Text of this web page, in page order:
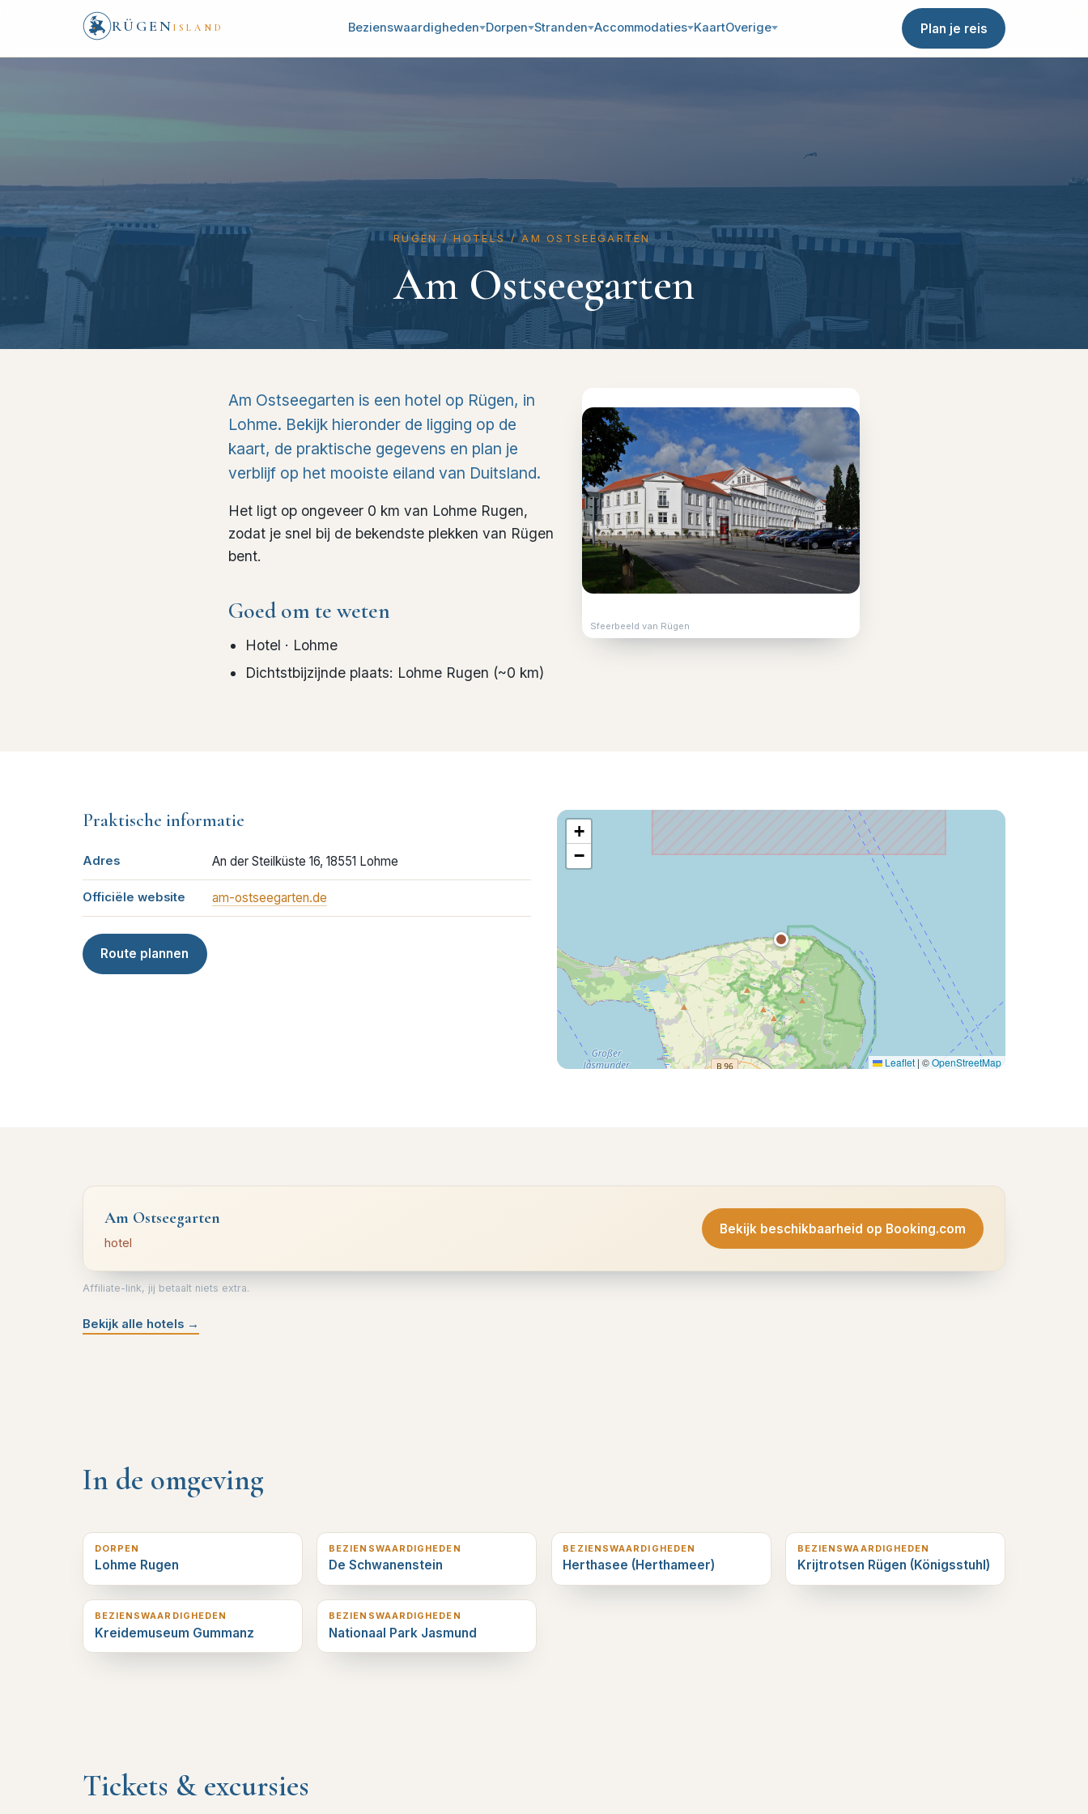
RÜGEN ISLAND Bezienswaardigheden Dorpen Stranden Accommodaties KaartOverige Plan je reis
RÜGEN/ HOTELS/ AM OSTSEEGARTEN
Am Ostseegarten
Sfeerbeeld van Rügen
Am Ostseegarten is een hotel op Rügen, in
Lohme. Bekijk hieronder de ligging op de
kaart, de praktische gegevens en plan je
verblijf op het mooiste eiland van Duitsland.
Het ligt op ongeveer 0 km van Lohme Rugen,
zodat je snel bij de bekendste plekken van Rügen
bent.
Goed om te weten
Hotel · Lohme
Dichtstbijzijnde plaats: Lohme Rugen (~0 km)
Praktische informatie
Adres An der Steilküste 16, 18551 Lohme
Officiële website am-ostseegarten.de
Route plannen
+
−
Leaflet | ©OpenStreetMap
Am Ostseegarten
hotel
Bekijk beschikbaarheid op Booking.com
Affiliate-link, jij betaalt niets extra.
Bekijk alle hotels →
In de omgeving
DORPEN
Lohme Rugen
BEZIENSWAARDIGHEDEN
De Schwanenstein
BEZIENSWAARDIGHEDEN
Herthasee (Herthameer)
BEZIENSWAARDIGHEDEN
Krijtrotsen Rügen (Königsstuhl)
4 km verderop
BEZIENSWAARDIGHEDEN
Kreidemuseum Gummanz
4 km verderop
BEZIENSWAARDIGHEDEN
Nationaal Park Jasmund
Tickets & excursies